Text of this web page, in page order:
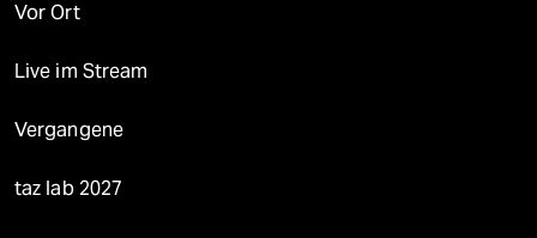
Vor Ort
Live im Stream
Vergangene
taz lab 2027